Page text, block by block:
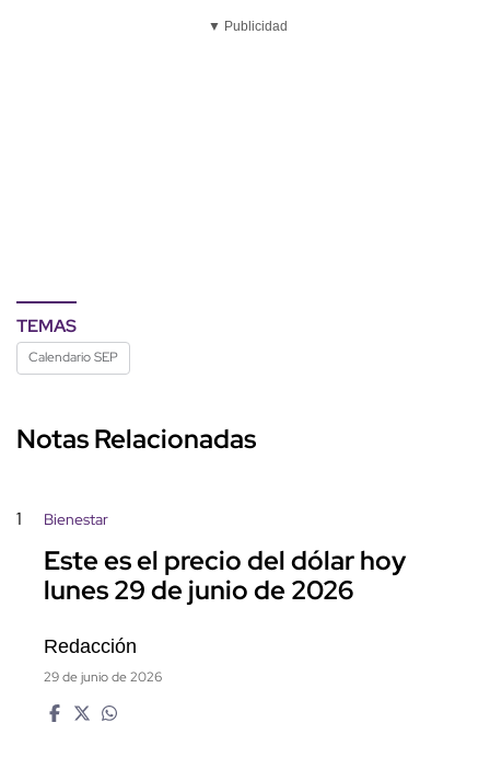
▼ Publicidad
TEMAS
Calendario SEP
Notas Relacionadas
1 Bienestar
Este es el precio del dólar hoy
lunes 29 de junio de 2026
Redacción
29 de junio de 2026